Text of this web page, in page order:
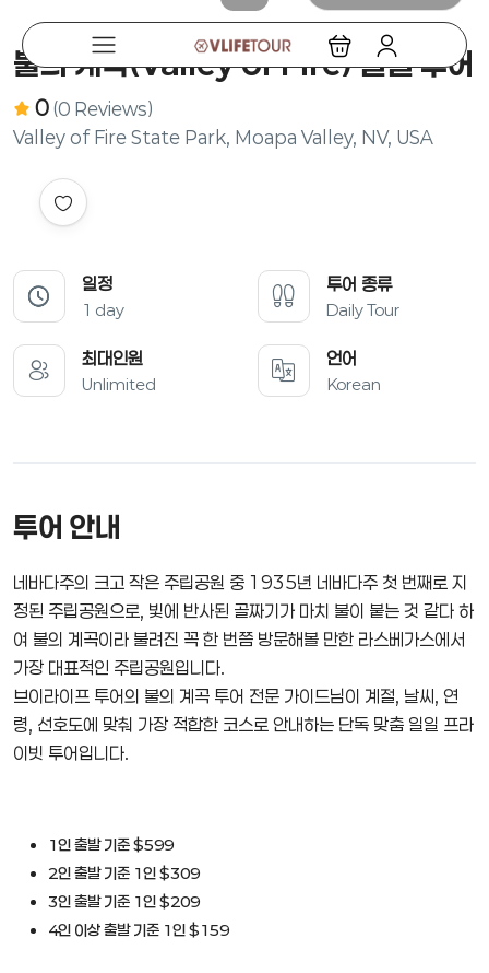
불의 계곡(Valley of Fire) 일일 투어
0 (0 Reviews)
Valley of Fire State Park, Moapa Valley, NV, USA
일정
1 day
투어 종류
Daily Tour
최대인원
Unlimited
언어
Korean
투어 안내
네바다주의 크고 작은 주립공원 중 1935년 네바다주 첫 번째로 지
정된 주립공원으로, 빛에 반사된 골짜기가 마치 불이 붙는 것 같다 하
여 불의 계곡이라 불려진 꼭 한 번쯤 방문해볼 만한 라스베가스에서
가장 대표적인 주립공원입니다.
브이라이프 투어의 불의 계곡 투어 전문 가이드님이 계절, 날씨, 연
령, 선호도에 맞춰 가장 적합한 코스로 안내하는 단독 맞춤 일일 프라
이빗 투어입니다.
1인 출발 기준 $599
2인 출발 기준 1인 $309
3인 출발 기준 1인 $209
4인 이상 출발 기준 1인 $159